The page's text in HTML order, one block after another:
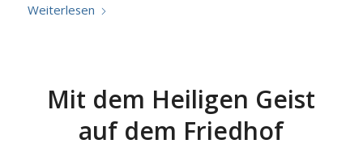
Weiterlesen
Mit dem Heiligen Geist
auf dem Friedhof